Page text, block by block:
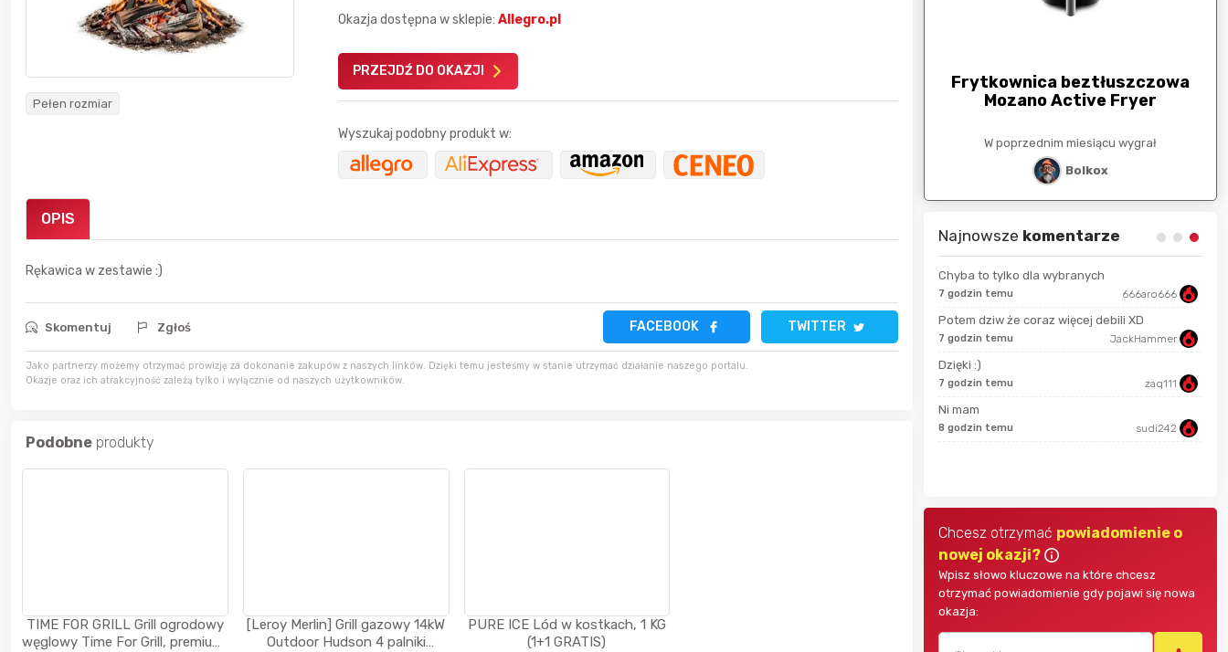
Pełen rozmiar
Okazja dostępna w sklepie:Allegro.pl
PRZEJDŹ DO OKAZJI
Wyszukaj podobny produkt w:
OPIS
Rękawica w zestawie :)
Skomentuj Zgłoś FACEBOOK TWITTER
Jako partnerzy możemy otrzymać prowizję za dokonanie zakupów z naszych linków. Dzięki temu jesteśmy w stanie utrzymać działanie naszego portalu.
Okazje oraz ich atrakcyjność zależą tylko i wyłącznie od naszych użytkowników.
Podobne produkty
TIME FOR GRILL Grill ogrodowy
węglowy Time For Grill, premium,
[Leroy Merlin] Grill gazowy 14kW
Outdoor Hudson 4 palniki
PURE ICE Lód w kostkach, 1 KG
(1+1 GRATIS)
beztłuszczowa
Active Fryer
Gofrownica GÖTZE & JENSEN
DW900 1600W
Karta podarunkowa
Allegro 150zł
Frytkownica beztłuszczowa
Mozano Active Fryer
W poprzednim miesiącu wygrał
Bolkox
Najnowsze komentarze
7 godzin temu
7 godzin temu zaq111
krzychu77
Chyba to tylko dla wybranych
7 godzin temu 666aro666
Potem dziw że coraz więcej debili XD
7 godzin temu JackHammer
Dzięki :)
7 godzin temu zaq111
Ni mam
8 godzin temu sudi242
Chcesz otrzymać powiadomienie o
nowej okazji?
Wpisz słowo kluczowe na które chcesz
otrzymać powiadomienie gdy pojawi się nowa
okazja: